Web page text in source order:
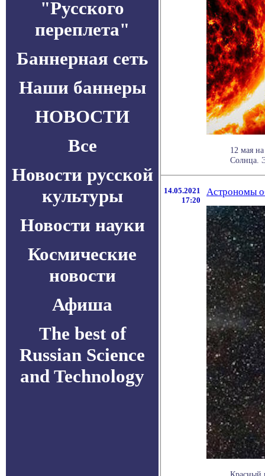
"Русского
переплета"
Баннерная сеть
Наши баннеры
НОВОСТИ
Все
Новости русской
культуры
Новости науки
Космические
новости
Афиша
The best of
Russian Science
and Technology
12 мая
Солнца.
14.05.2021
17:20
Астрономы